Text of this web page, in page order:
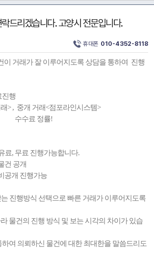
드리겠습니다. 고양시 전문입니다.
휴대폰 010-4352-8118
이 거래가 잘 이루어지도록 상담을 통하여 진행
진행
> , 중개 거래<점포라인시스템>
수료 정률!
료, 무료 진행가능합니다.
건 공개
공개 진행가능
행방식 선택으로 빠른 거래가 이루어지도록
건의 진행 방식 및 보는 시각의 차이가 있습
의뢰하신 물건에 대한 최대한을 말씀드리도